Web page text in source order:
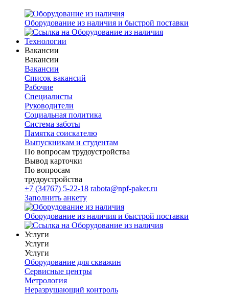
Оборудование из наличия и быстрой поставки
Технологии
Вакансии
Вакансии
Вакансии
Список вакансий
Рабочие
Специалисты
Руководители
Cоциальная политика
Система заботы
Памятка соискателю
Выпускникам и студентам
По вопросам трудоустройства
Вывод карточки
По вопросам
трудоустройства
+7 (34767) 5-22-18 rabota@npf-paker.ru
Заполнить анкету
Оборудование из наличия и быстрой поставки
Услуги
Услуги
Услуги
Оборудование для скважин
Сервисные центры
Метрология
Неразрушающий контроль